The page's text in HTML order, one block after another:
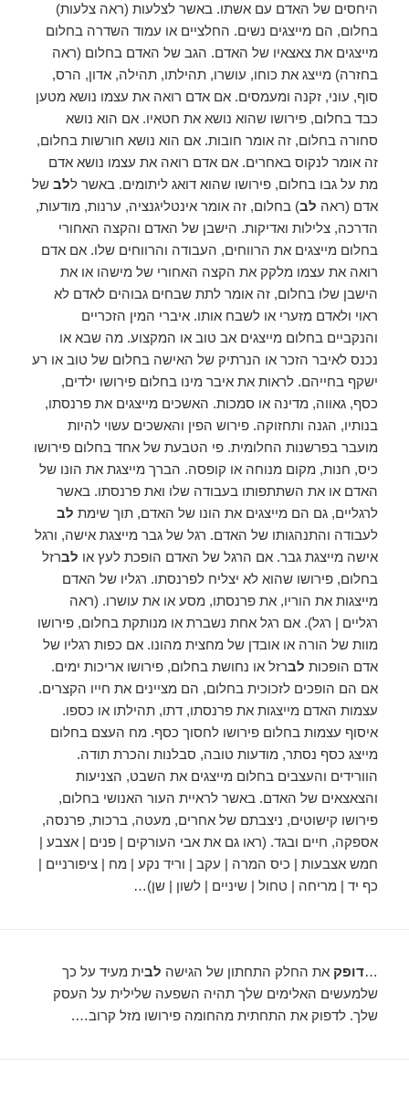
היחסים של האדם עם אשתו. באשר לצלעות (ראה צלעות)
בחלום, הם מייצגים נשים. החלציים או עמוד השדרה בחלום
מייצגים את צאצאיו של האדם. הגב של האדם בחלום (ראה
בחזרה) מייצג את כוחו, עושרו, תהילתו, תהילה, אדון, הרס,
סוף, עוני, זקנה ומעמסים. אם אדם רואה את עצמו נושא מטען
כבד בחלום, פירושו שהוא נושא את חטאיו. אם הוא נושא
סחורה בחלום, זה אומר חובות. אם הוא נושא חורשות בחלום,
זה אומר לנקוס באחרים. אם אדם רואה את עצמו נושא אדם
מת על גבו בחלום, פירושו שהוא דואג ליתומים. באשר ללב של
אדם (ראה לב) בחלום, זה אומר אינטליגנציה, ערנות, מודעות,
הדרכה, צלילות ואדיקות. הישבן של האדם והקצה האחורי
בחלום מייצגים את הרווחים, העבודה והרווחים שלו. אם אדם
רואה את עצמו מלקק את הקצה האחורי של מישהו או את
הישבן שלו בחלום, זה אומר לתת שבחים גבוהים לאדם לא
ראוי ולאדם מזערי או לשבח אותו. איברי המין הזכריים
והנקביים בחלום מייצגים אב טוב או המקצוע. מה שבא או
נכנס לאיבר הזכר או הנרתיק של האישה בחלום של טוב או רע
ישקף בחייהם. לראות את איבר מינו בחלום פירושו ילדים,
כסף, גאווה, מדינה או סמכות. האשכים מייצגים את פרנסתו,
בנותיו, הגנה ותחזוקה. פירוש הפין והאשכים עשוי להיות
מועבר בפרשנות החלומית. פי הטבעת של אחד בחלום פירושו
כיס, חנות, מקום מנוחה או קופסה. הברך מייצגת את הונו של
האדם או את השתתפותו בעבודה שלו ואת פרנסתו. באשר
לרגליים, גם הם מייצגים את הונו של האדם, תוך שימת לב
לעבודה והתנהגותו של האדם. רגל של גבר מייצגת אישה, ורגל
אישה מייצגת גבר. אם הרגל של האדם הופכת לעץ או לברזל
בחלום, פירושו שהוא לא יצליח לפרנסתו. רגליו של האדם
מייצגות את הוריו, את פרנסתו, מסע או את עושרו. (ראה
רגליים | רגל). אם רגל אחת נשברת או מנותקת בחלום, פירושו
מוות של הורה או אובדן של מחצית מהונו. אם כפות רגליו של
אדם הופכות לברזל או נחושת בחלום, פירושו אריכות ימים.
אם הם הופכים לזכוכית בחלום, הם מציינים את חייו הקצרים.
עצמות האדם מייצגות את פרנסתו, דתו, תהילתו או כספו.
איסוף עצמות בחלום פירושו לחסוך כסף. מח העצם בחלום
מייצג כסף נסתר, מודעות טובה, סבלנות והכרת תודה.
הוורידים והעצבים בחלום מייצגים את השבט, הצניעות
והצאצאים של האדם. באשר לראיית העור האנושי בחלום,
פירושו קישוטים, ניצבתם של אחרים, מעטה, ברכות, פרנסה,
אספקה, חיים ובגד. (ראו גם את אבי העורקים | פנים | אצבע |
חמש אצבעות | כיס המרה | עקב | וריד נקע | מח | ציפורניים |
כף יד | מריחה | טחול | שיניים | לשון | שן)…
…דופק את החלק התחתון של הגישה לבית מעיד על כך
שלמעשים האלימים שלך תהיה השפעה שלילית על העסק
שלך. לדפוק את התחתית מהחומה פירושו מזל קרוב….